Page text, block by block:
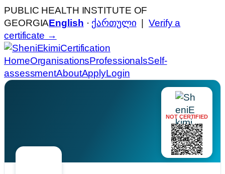
PUBLIC HEALTH INSTITUTE OF
GEORGIAEnglish · ქართული |Verify a
certificate →
Certification
HomeOrganisationsProfessionalsSelf-
assessmentAboutApplyLogin
NOT CERTIFIED